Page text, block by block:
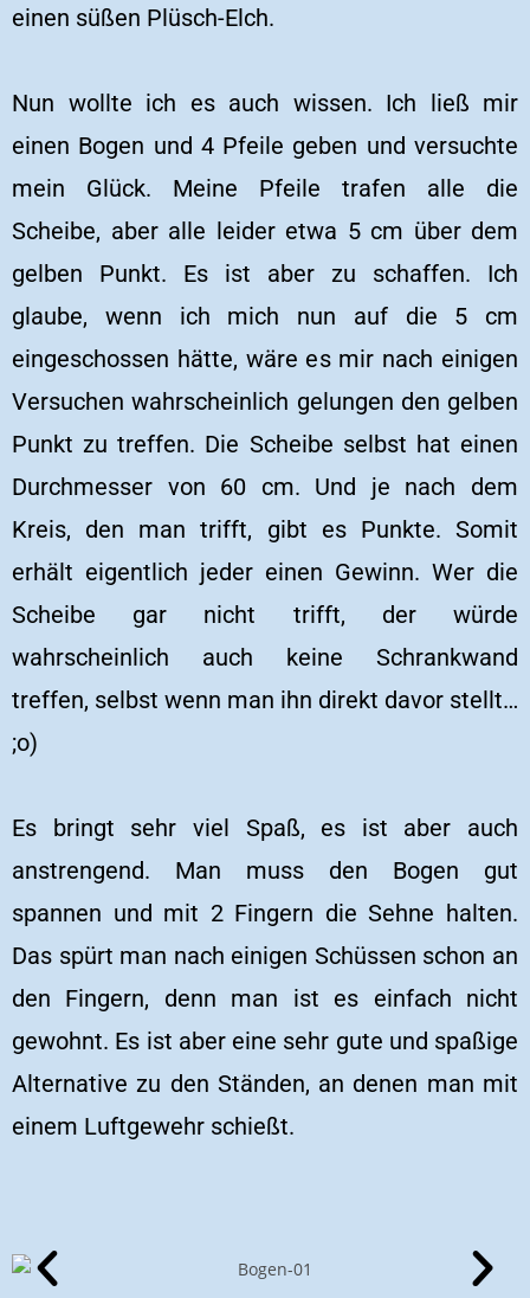
einen süßen Plüsch-Elch.
Nun wollte ich es auch wissen. Ich ließ mir
einen Bogen und 4 Pfeile geben und versuchte
mein Glück. Meine Pfeile trafen alle die
Scheibe, aber alle leider etwa 5 cm über dem
gelben Punkt. Es ist aber zu schaffen. Ich
glaube, wenn ich mich nun auf die 5 cm
eingeschossen hätte, wäre es mir nach einigen
Versuchen wahrscheinlich gelungen den gelben
Punkt zu treffen. Die Scheibe selbst hat einen
Durchmesser von 60 cm. Und je nach dem
Kreis, den man trifft, gibt es Punkte. Somit
erhält eigentlich jeder einen Gewinn. Wer die
Scheibe gar nicht trifft, der würde
wahrscheinlich auch keine Schrankwand
treffen, selbst wenn man ihn direkt davor stellt…
;o)
Es bringt sehr viel Spaß, es ist aber auch
anstrengend. Man muss den Bogen gut
spannen und mit 2 Fingern die Sehne halten.
Das spürt man nach einigen Schüssen schon an
den Fingern, denn man ist es einfach nicht
gewohnt. Es ist aber eine sehr gute und spaßige
Alternative zu den Ständen, an denen man mit
einem Luftgewehr schießt.